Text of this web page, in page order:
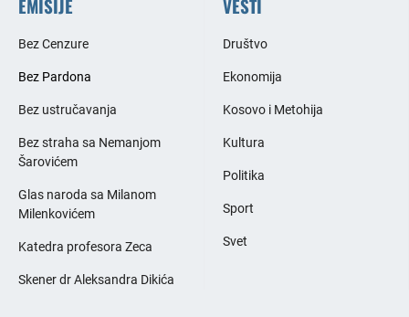
EMISIJE
Bez Cenzure
Bez Pardona
Bez ustručavanja
Bez straha sa Nemanjom
Šarovićem
Glas naroda sa Milanom
Milenkovićem
Katedra profesora Zeca
Skener dr Aleksandra Dikića
VESTI
Društvo
Ekonomija
Kosovo i Metohija
Kultura
Politika
Sport
Svet